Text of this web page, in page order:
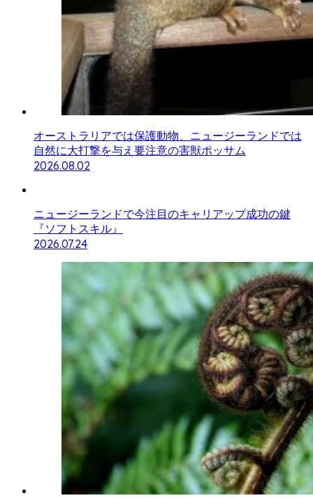
オーストラリアでは保護動物、ニュージーランドでは
自然に大打撃を与え要注意の害獣ポッサム
2026.08.02
ニュージーランドで今注目のキャリアップ成功の鍵
『ソフトスキル』
2026.07.24